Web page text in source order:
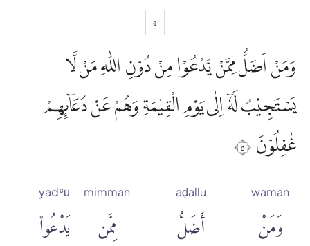
৫
وَمَنْ اَضَلُّ مِمَّنْ يَّدْعُوْا مِنْ دُوْنِ اللّٰهِ مَنْ لَّا
يَسْتَجِيْبُ لَهٗٓ اِلٰى يَوْمِ الْقِيٰمَةِ وَهُمْ عَنْ دُعَاۤىِٕهِمْ
غٰفِلُوْنَ ٥
waman
وَمَنْ
aḍallu
أَضَلُّ
mimman
مِمَّن
yadʿū
يَدْعُوا۟